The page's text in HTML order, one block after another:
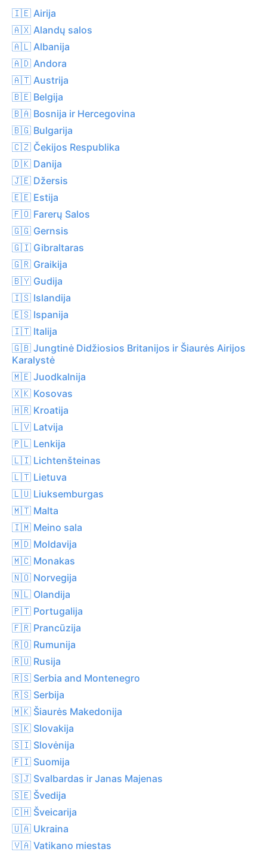
🇮🇪 Airija
🇦🇽 Alandų salos
🇦🇱 Albanija
🇦🇩 Andora
🇦🇹 Austrija
🇧🇪 Belgija
🇧🇦 Bosnija ir Hercegovina
🇧🇬 Bulgarija
🇨🇿 Čekijos Respublika
🇩🇰 Danija
🇯🇪 Džersis
🇪🇪 Estija
🇫🇴 Farerų Salos
🇬🇬 Gernsis
🇬🇮 Gibraltaras
🇬🇷 Graikija
🇧🇾 Gudija
🇮🇸 Islandija
🇪🇸 Ispanija
🇮🇹 Italija
🇬🇧 Jungtinė Didžiosios Britanijos ir Šiaurės Airijos
Karalystė
🇲🇪 Juodkalnija
🇽🇰 Kosovas
🇭🇷 Kroatija
🇱🇻 Latvija
🇵🇱 Lenkija
🇱🇮 Lichtenšteinas
🇱🇹 Lietuva
🇱🇺 Liuksemburgas
🇲🇹 Malta
🇮🇲 Meino sala
🇲🇩 Moldavija
🇲🇨 Monakas
🇳🇴 Norvegija
🇳🇱 Olandija
🇵🇹 Portugalija
🇫🇷 Prancūzija
🇷🇴 Rumunija
🇷🇺 Rusija
🇷🇸 Serbia and Montenegro
🇷🇸 Serbija
🇲🇰 Šiaurės Makedonija
🇸🇰 Slovakija
🇸🇮 Slovėnija
🇫🇮 Suomija
🇸🇯 Svalbardas ir Janas Majenas
🇸🇪 Švedija
🇨🇭 Šveicarija
🇺🇦 Ukraina
🇻🇦 Vatikano miestas